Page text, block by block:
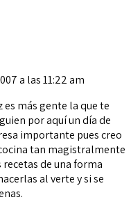
a las 11:22 am
es más gente la que te
por aquí un día de
importante pues creo
tan magistralmente
de una forma
al verte y si se